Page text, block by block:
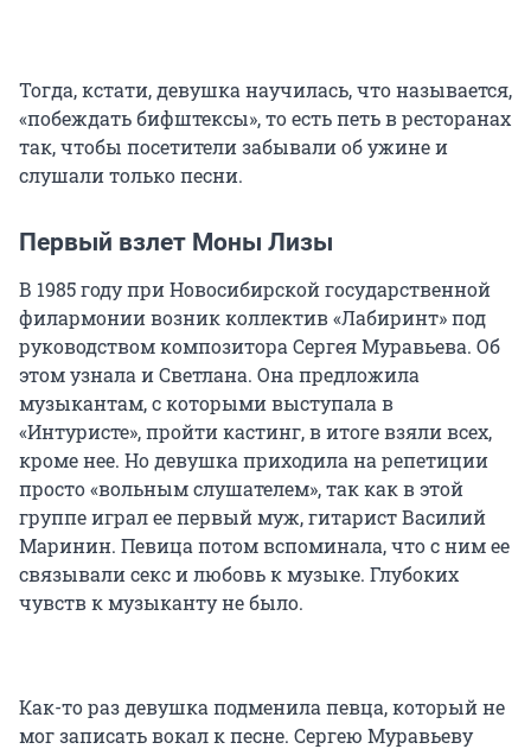
Тогда, кстати, девушка научилась, что называется,
«побеждать бифштексы», то есть петь в ресторанах
так, чтобы посетители забывали об ужине и
слушали только песни.
Первый взлет Моны Лизы
В 1985 году при Новосибирской государственной
филармонии возник коллектив «Лабиринт» под
руководством композитора Сергея Муравьева. Об
этом узнала и Светлана. Она предложила
музыкантам, с которыми выступала в
«Интуристе», пройти кастинг, в итоге взяли всех,
кроме нее. Но девушка приходила на репетиции
просто «вольным слушателем», так как в этой
группе играл ее первый муж, гитарист Василий
Маринин. Певица потом вспоминала, что с ним ее
связывали секс и любовь к музыке. Глубоких
чувств к музыканту не было.
Как-то раз девушка подменила певца, который не
мог записать вокал к песне. Сергею Муравьеву